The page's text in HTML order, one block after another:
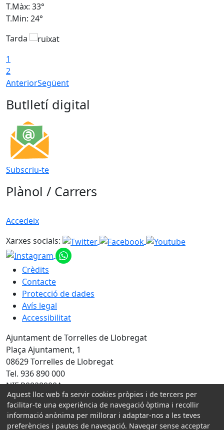
T.Màx: 33°
T.Min: 24°
Tarda
1
2
AnteriorSegüent
Butlletí digital
Subscriu-te
Plànol / Carrers
Accedeix
Xarxes socials:
Crèdits
Contacte
Protecció de dades
Avís legal
Accessibilitat
Ajuntament de Torrelles de Llobregat
Plaça Ajuntament, 1
08629 Torrelles de Llobregat
Tel. 936 890 000
NIF P0828900A
Amb la col·laboració de:
Aquest lloc web fa servir cookies pròpies i de tercers per
facilitar-te una experiència de navegació òptima i recollir
informació anònima per millorar i adaptar-nos a les teves
preferències i pautes de navegació. Navegar sense acceptar